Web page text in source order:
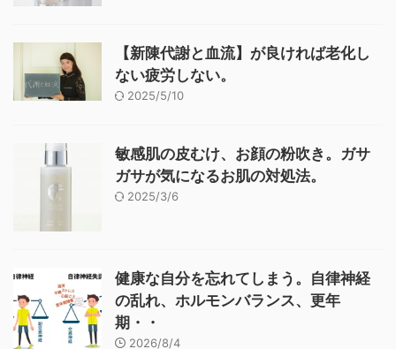
【新陳代謝と血流】が良ければ老化し
ない疲労しない。
2025/5/10
敏感肌の皮むけ、お顔の粉吹き。ガサ
ガサが気になるお肌の対処法。
2025/3/6
健康な自分を忘れてしまう。自律神経
の乱れ、ホルモンバランス、更年
期・・
2026/8/4